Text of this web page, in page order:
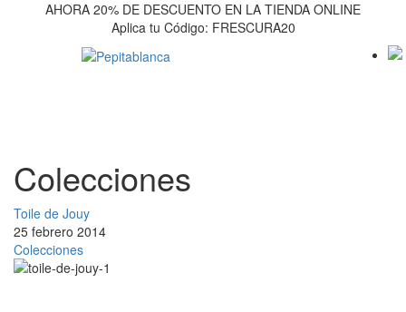
AHORA 20% DE DESCUENTO EN LA TIENDA ONLINE
Aplica tu Código: FRESCURA20
Colecciones
Toile de Jouy
25 febrero 2014
Colecciones